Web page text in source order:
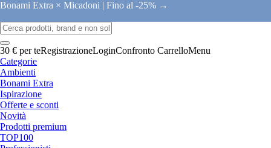
Bonami Extra × Micadoni | Fino al -25% →
30 € per teRegistrazioneLoginConfronto CarrelloMenu
Categorie
Ambienti
Bonami Extra
Ispirazione
Offerte e sconti
Novità
Prodotti premium
TOP100